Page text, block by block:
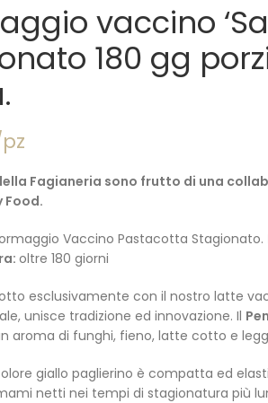
vaccino
180 gg
Fagianeria sono frutto di una
Food.
Vaccino Pastacotta Stagionato.
oltre 180 giorni
esclusivamente con il nostro latte
unisce tradizione ed innovazione. Il
aroma di funghi, fieno, latte cotto e
giallo paglierino è compatta ed
netti nei tempi di stagionatura più